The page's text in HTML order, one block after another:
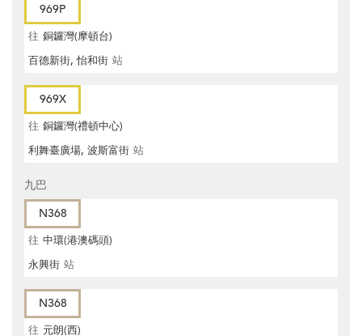
969P
往 銅鑼灣(摩頓台)
百德新街, 怡和街 站
969X
往 銅鑼灣(禮頓中心)
利舞臺廣場, 波斯富街 站
九巴
N368
往 中環(港澳碼頭)
永興街 站
N368
往 元朗(西)